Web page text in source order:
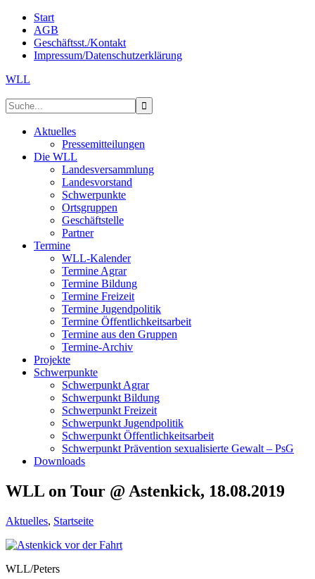
Start
AGB
Geschäftsst./Kontakt
Impressum/Datenschutzerklärung
WLL
Aktuelles
Pressemitteilungen
Die WLL
Landesversammlung
Landesvorstand
Schwerpunkte
Ortsgruppen
Geschäftstelle
Partner
Termine
WLL-Kalender
Termine Agrar
Termine Bildung
Termine Freizeit
Termine Jugendpolitik
Termine Öffentlichkeitsarbeit
Termine aus den Gruppen
Termine-Archiv
Projekte
Schwerpunkte
Schwerpunkt Agrar
Schwerpunkt Bildung
Schwerpunkt Freizeit
Schwerpunkt Jugendpolitik
Schwerpunkt Öffentlichkeitsarbeit
Schwerpunkt Prävention sexualisierte Gewalt – PsG
Downloads
WLL on Tour @ Astenkick, 18.08.2019
Aktuelles, Startseite
WLL/Peters